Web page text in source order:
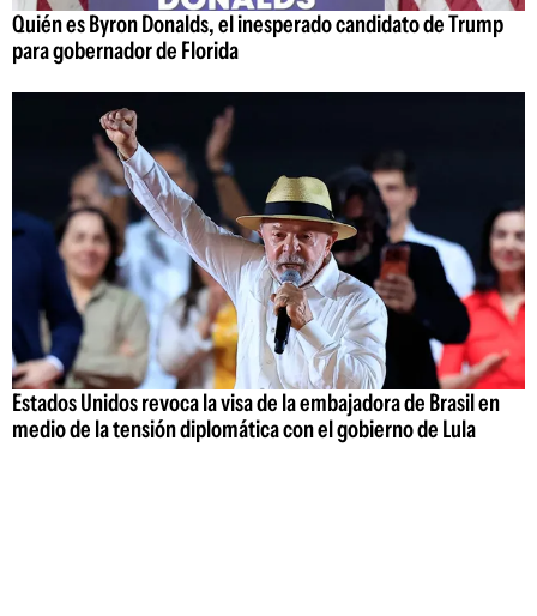
Quién es Byron Donalds, el inesperado candidato de Trump
para gobernador de Florida
Estados Unidos revoca la visa de la embajadora de Brasil en
medio de la tensión diplomática con el gobierno de Lula